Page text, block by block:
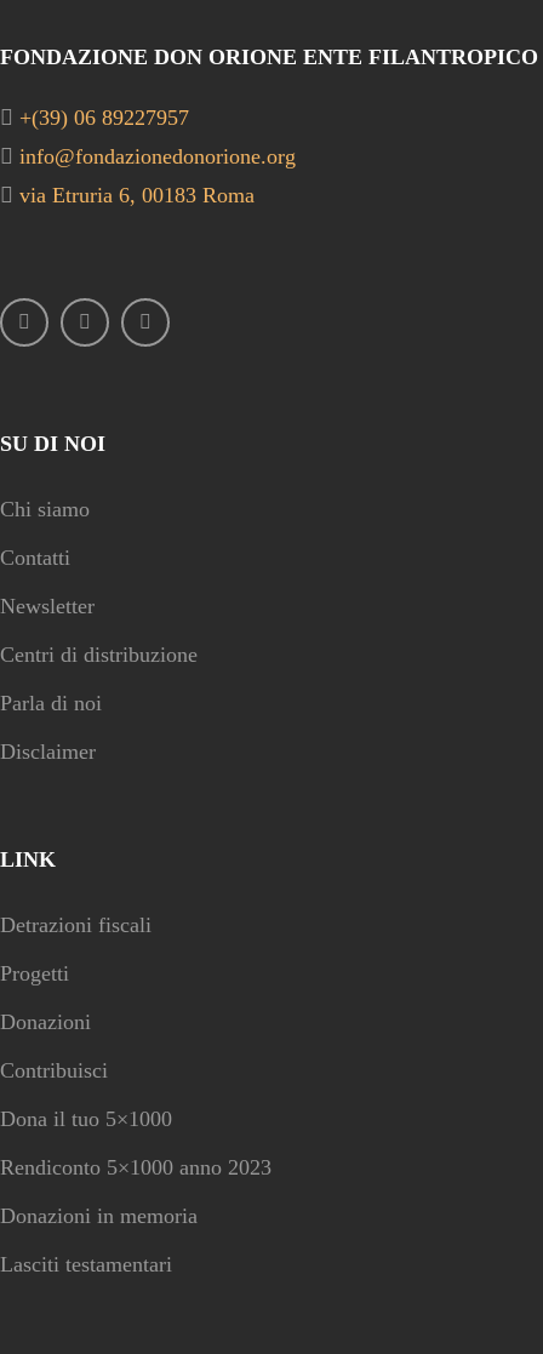
FONDAZIONE DON ORIONE ENTE FILANTROPICO
+(39) 06 89227957
info@fondazionedonorione.org
via Etruria 6, 00183 Roma
SU DI NOI
Chi siamo
Contatti
Newsletter
Centri di distribuzione
Parla di noi
Disclaimer
LINK
Detrazioni fiscali
Progetti
Donazioni
Contribuisci
Dona il tuo 5×1000
Rendiconto 5×1000 anno 2023
Donazioni in memoria
Lasciti testamentari